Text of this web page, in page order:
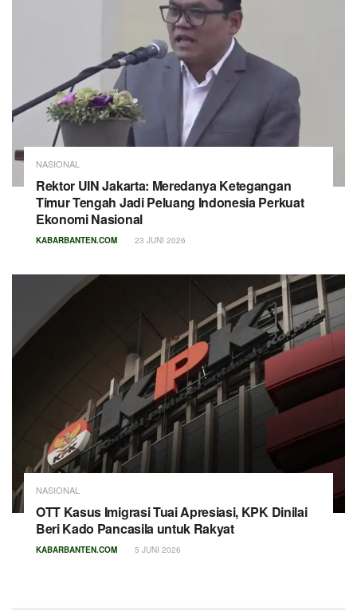
NASIONAL
Rektor UIN Jakarta: Meredanya Ketegangan
Timur Tengah Jadi Peluang Indonesia Perkuat
Ekonomi Nasional
KABARBANTEN.COM 23 JUNI 2026
NASIONAL
OTT Kasus Imigrasi Tuai Apresiasi, KPK Dinilai
Beri Kado Pancasila untuk Rakyat
KABARBANTEN.COM 5 JUNI 2026